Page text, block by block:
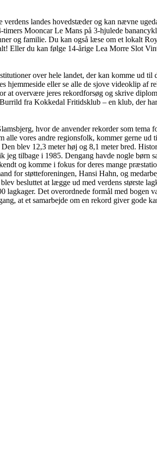
landes hovedstæder og kan nævne
Mooncar Le Mans på 3-hjulede
og familie. Du kan også læse om et lokalt
Eller du kan følge 14-årige Lea Morre Slot
over hele landet, der kan komme ud
eller se alle de sjove videoklip af
overvære jeres rekordforsøg og skrive
fra Kokkedal Fritidsklub – en klub, der
hvor de anvender rekorder som
vores andre regionsfolk, kommer gerne
blev 12,3 meter høj og 8,1 meter bred.
tilbage i 1985. Dengang havde nogle børn
og komme i fokus for deres mange
for støtteforeningen, Hansi Hahn, og
besluttet at lægge ud med verdens største
Det overordnede formål med bogen
at et samarbejde om en rekord giver gode